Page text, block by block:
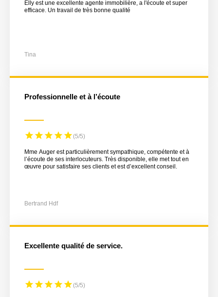
Elly est une excellente agente immobilière, a l'écoute et super
efficace. Un travail de très bonne qualité
Tina
Professionnelle et à l’écoute
(5/5)
Mme Auger est particulièrement sympathique, compétente et à
l’écoute de ses interlocuteurs. Très disponible, elle met tout en
œuvre pour satisfaire ses clients et est d’excellent conseil.
Bertrand Hdf
Excellente qualité de service.
(5/5)